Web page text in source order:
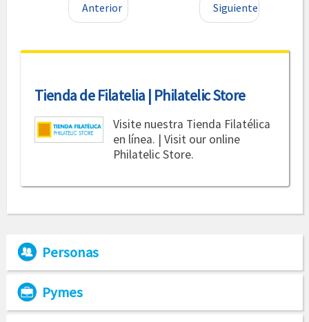
Anterior Siguiente
Tienda de Filatelia | Philatelic Store
Visite nuestra Tienda Filatélica
en línea. | Visit our online
Philatelic Store.
Personas
Pymes